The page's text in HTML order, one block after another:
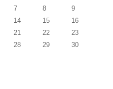
7 8
9
14 15
16
21 22
23
28 29
30